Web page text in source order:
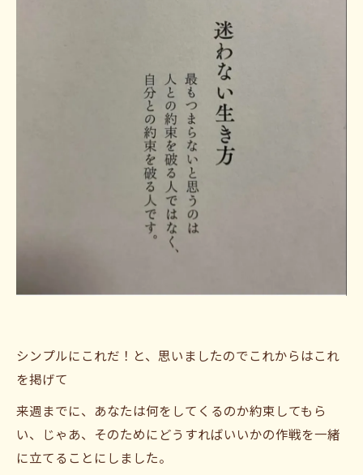
シンプルにこれだ！と、思いましたのでこれからはこれ
を掲げて
来週までに、あなたは何をしてくるのか約束してもら
い、じゃあ、そのためにどうすればいいかの作戦を一緒
に立てることにしました。